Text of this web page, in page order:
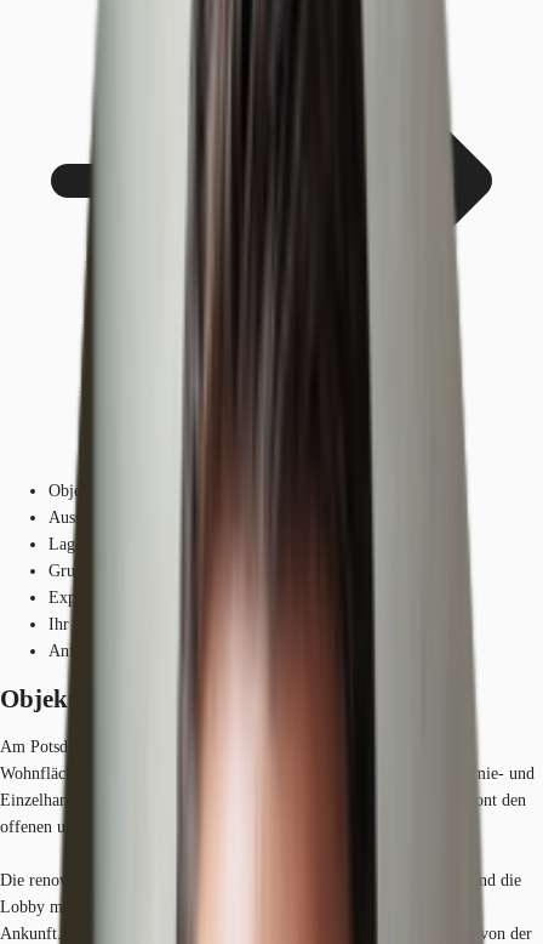
Objekt
Ausstattung
Lage und Verkehrsanbindung
Grundrisse
Exposé herunterladen
Ihr Kontakt
Anfrage senden
Objekt
Am Potsdamer Platz bietet das Center nicht nur moderne Büro- und
Wohnflächen, sondern auch ein vielfältiges Unterhaltungs-, Gastronomie- und
Einzelhandelsangebot. Die herausragende Architektur des Forums betont den
offenen und gemeinschaftlichen Charakter des Centers.
Die renovierten Büros und Besprechungsräume sind lichtdurchflutet und die
Lobby mit hohen Decken und gläsernen Aufzügen beeindruckt bei der
Ankunft. Darüber gibt es ein zweistöckiges Gastronomieparadies, das von der